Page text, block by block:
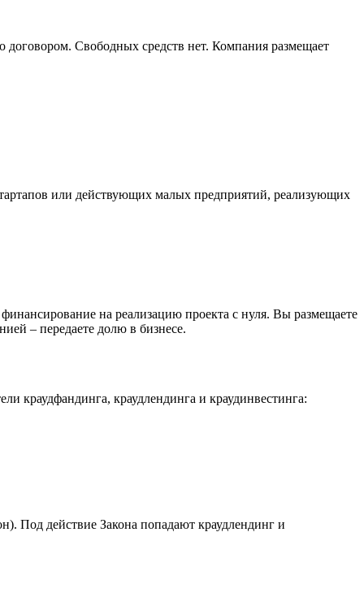
Свободных средств нет. Компания размещает
или действующих малых предприятий, реализующих
на реализацию проекта с нуля. Вы размещаете
– передаете долю в бизнесе.
краудфандинга, краудлендинга и краудинвестинга:
Под действие Закона попадают краудлендинг и